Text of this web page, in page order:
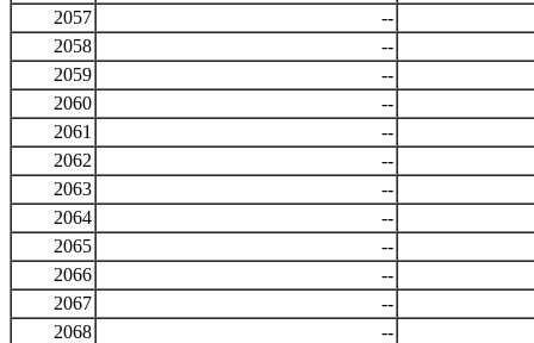
2057
--
2058
--
2059
--
2060
--
2061
--
2062
--
2063
--
2064
--
2065
--
2066
--
2067
--
2068
--